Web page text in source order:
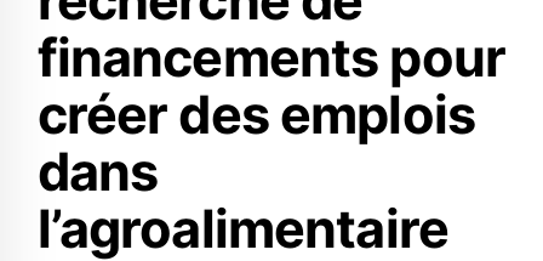
financements pour
créer des emplois
dans
l’agroalimentaire